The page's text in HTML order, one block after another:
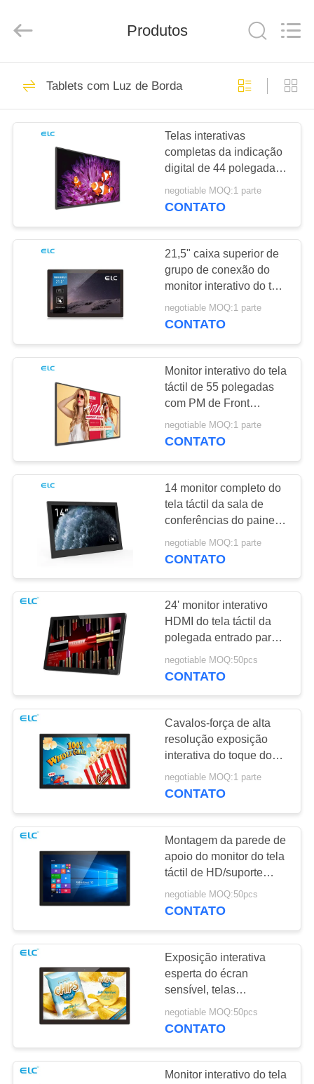
CASA
PRODUTOS
EXCURSÃO
FÁBRICA
CONTROLE
DA
QUALIDADE
CONTACTE-
PEÇA
UMAS
CITAÇÕES
POLÍTICA
PRIVACIDADE
Ltd..
Painéis Digitais
246
Soluções de
Exibição para
Restaurantes
28
Televisão inteligente
16
Sinalização de tela
sensível ao toque
85
Tablets com Luz de
Borda
PC tablet médico
35
Sinalização de tela
Produtos
Tablets com Luz de Borda
Telas interativas
completas da indicação
digital de 44 polegadas
HD IPS para a reunião
do escritório
negotiable MOQ:1 parte
CONTATO
21,5" caixa superior de
grupo de conexão do
monitor interativo do tela
táctil
negotiable MOQ:1 parte
CONTATO
Monitor interativo do tela
táctil de 55 polegadas
com PM de Front
Camera 5,0
negotiable MOQ:1 parte
CONTATO
14 monitor completo do
tela táctil da sala de
conferências do painel
da polegada HD com
luminoso do diodo
negotiable MOQ:1 parte
CONTATO
24' monitor interativo
HDMI do tela táctil da
polegada entrado para a
propaganda interna
negotiable MOQ:50pcs
CONTATO
Cavalos-força de alta
resolução exposição
interativa do toque do
monitor do tela táctil da
multi
negotiable MOQ:1 parte
CONTATO
Montagem da parede de
apoio do monitor do tela
táctil de HD/suporte
interativos da tabela
negotiable MOQ:50pcs
CONTATO
Exposição interativa
esperta do écran
sensível, telas
interativas para o
negócio
negotiable MOQ:50pcs
CONTATO
Monitor interativo do tela